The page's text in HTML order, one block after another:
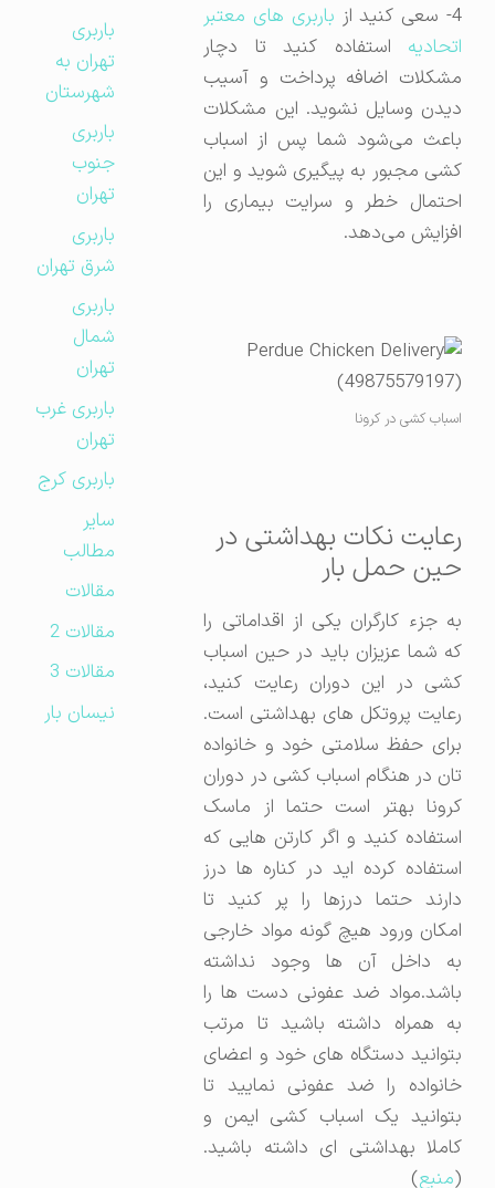
باربری های معتبر
اتحادیهاستفاده کنید تا دچار
مشکلات اضافه پرداخت و آسیب
دیدن وسایل نشوید. این مشکلات
باعث می‌شود شما پس از اسباب
کشی مجبور به پیگیری شوید و این
احتمال خطر و سرایت بیماری را
افزایش می‌دهد.
اسباب کشی در کرونا
رعایت نکات بهداشتی در
حین حمل بار
به جزء کارگران یکی از اقداماتی را
که شما عزیزان باید در حین اسباب
کشی در این دوران رعایت کنید،
رعایت پروتکل های بهداشتی است.
برای حفظ سلامتی خود و خانواده
تان در هنگام اسباب کشی در دوران
کرونا بهتر است حتما از ماسک
استفاده کنید و اگر کارتن هایی که
استفاده کرده اید در کناره ها درز
دارند حتما درزها را پر کنید تا
امکان ورود هیچ گونه مواد خارجی
به داخل آن ها وجود نداشته
باشد.مواد ضد عفونی دست ها را
به همراه داشته باشید تا مرتب
بتوانید دستگاه های خود و اعضای
خانواده را ضد عفونی نمایید تا
بتوانید یک اسباب کشی ایمن و
کاملا بهداشتی ای داشته باشید.
منبع)
باربری
تهران به
شهرستان
باربری
جنوب
تهران
باربری
شرق تهران
باربری
شمال
تهران
باربری غرب
تهران
باربری کرج
مطالب
مقالات
مقالات 2
مقالات 3
نیسان بار